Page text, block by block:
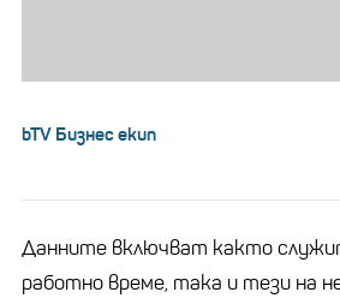
bTV Бизнес екип
Данните включват както
работно време, така и тези на